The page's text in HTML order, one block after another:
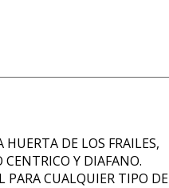
DE LOS FRAILES,
Y DIAFANO.
PARA CUALQUIER TIPO DE